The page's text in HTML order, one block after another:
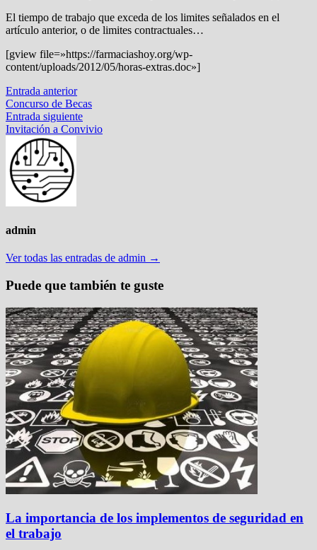
El tiempo de trabajo que exceda de los limites señalados en el
artículo anterior, o de limites contractuales…
[gview file=»https://farmaciashoy.org/wp-
content/uploads/2012/05/horas-extras.doc»]
Navegación
de
entradas
Entrada anteriorEntrada
anterior:
Concurso de Becas
Entrada siguienteEntrada
siguiente:
Invitación a Convivio
admin
Ver todas las entradas de admin →
Puede que también te guste
La importancia de los implementos de seguridad en
el trabajo